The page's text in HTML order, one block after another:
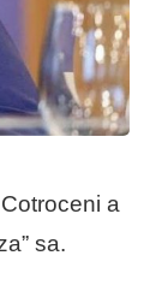
a
sa.